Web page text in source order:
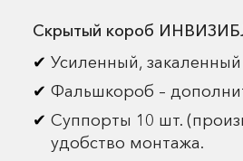
Скрытый короб
Усиленный,
Фальшкороб –
Суппорты 10 шт.
удобство монтажа.